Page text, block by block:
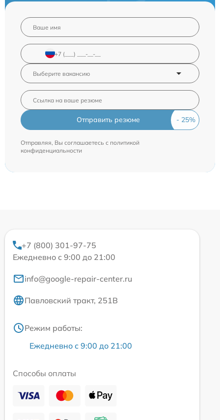
Отправить резюме
Отправляя, Вы соглашаетесь с политикой
конфиденциальности
+7 (800) 301-97-75
Ежедневно с 9:00 до 21:00
info@google-repair-center.ru
Павловский тракт, 251В
Режим работы:
Ежедневно с 9:00 до 21:00
Способы оплаты